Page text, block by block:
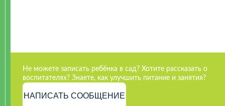
Не можете записать ребёнка в сад? Хотите рассказать о
воспитателях? Знаете, как улучшить питание и занятия?
НАПИСАТЬ СООБЩЕНИЕ